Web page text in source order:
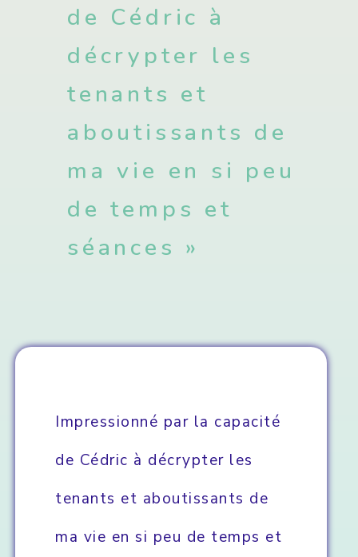
de Cédric à
décrypter les
tenants et
aboutissants de
ma vie en si peu
de temps et
séances »
Impressionné par la capacité
de Cédric à décrypter les
tenants et aboutissants de
ma vie en si peu de temps et